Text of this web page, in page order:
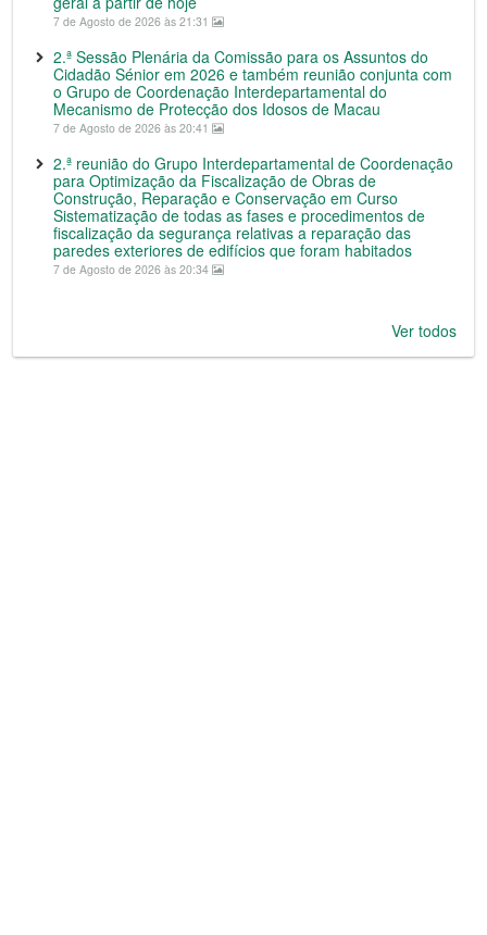
7 de Agosto de 2026 às 21:31
2.ª Sessão Plenária da Comissão para os Assuntos do
Cidadão Sénior em 2026 e também reunião conjunta com
o Grupo de Coordenação Interdepartamental do
Mecanismo de Protecção dos Idosos de Macau
7 de Agosto de 2026 às 20:41
2.ª reunião do Grupo Interdepartamental de Coordenação
para Optimização da Fiscalização de Obras de
Construção, Reparação e Conservação em Curso
Sistematização de todas as fases e procedimentos de
fiscalização da segurança relativas a reparação das
paredes exteriores de edifícios que foram habitados
7 de Agosto de 2026 às 20:34
Ver todos